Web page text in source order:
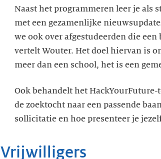
Naast het programmeren leer je als
met een gezamenlijke
we ook over afgestudeerden die
vertelt Wouter. Het doel hiervan is
meer dan een school, het is een
Ook behandelt het
de zoektocht naar een passende
sollicitatie en hoe presenteer je
Vrijwilligers